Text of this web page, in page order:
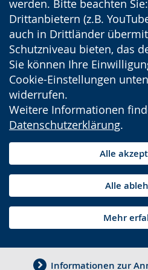
werden. Bitte beachten
Drittanbietern (z.B.
auch in Drittländer
Schutzniveau bieten, das
Sie können Ihre
Cookie-Einstellungen
widerrufen.
Weitere Informationen
Datenschutzerklärung.
Alle
Alle
Mehr
Informationen zur